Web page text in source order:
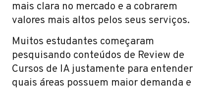
mais clara no mercado e a cobrarem
valores mais altos pelos seus serviços.
Muitos estudantes começaram
pesquisando conteúdos de Review de
Cursos de IA justamente para entender
quais áreas possuem maior demanda e